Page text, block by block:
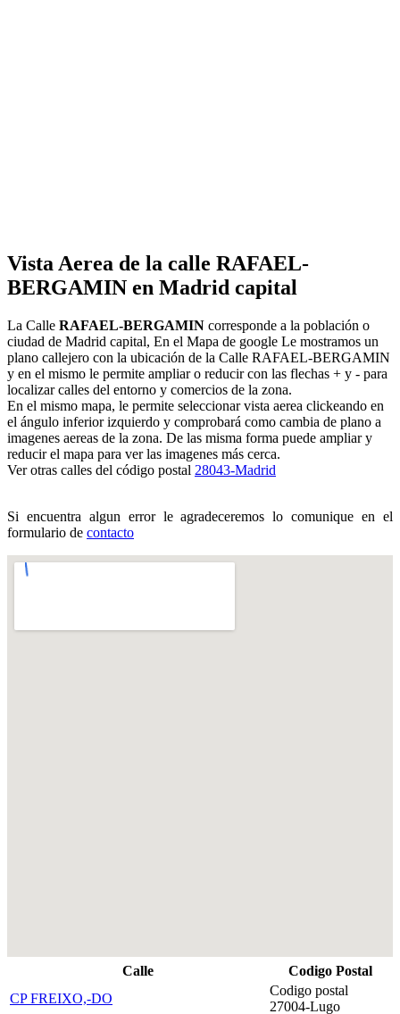
Vista Aerea de la calle RAFAEL-
BERGAMIN en Madrid capital
La Calle RAFAEL-BERGAMIN corresponde a la población o
ciudad de Madrid capital, En el Mapa de google Le mostramos un
plano callejero con la ubicación de la Calle RAFAEL-BERGAMIN
y en el mismo le permite ampliar o reducir con las flechas + y - para
localizar calles del entorno y comercios de la zona.
En el mismo mapa, le permite seleccionar vista aerea clickeando en
el ángulo inferior izquierdo y comprobará como cambia de plano a
imagenes aereas de la zona. De las misma forma puede ampliar y
reducir el mapa para ver las imagenes más cerca.
Ver otras calles del código postal 28043-Madrid
Si encuentra algun error le agradeceremos lo comunique en el
formulario de contacto
Calle
Codigo Postal
CP FREIXO,-DO
Codigo postal
27004-Lugo